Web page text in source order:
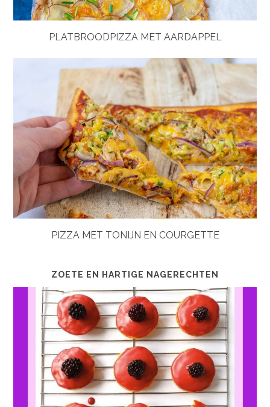
PLATBROODPIZZA MET AARDAPPEL
PIZZA MET TONIJN EN COURGETTE
ZOETE EN HARTIGE NAGERECHTEN